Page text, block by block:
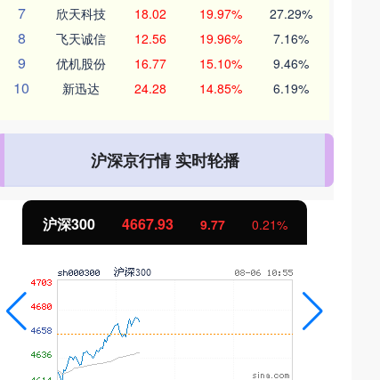
7 欣天科技 18.02 19.97% 27.29%
8 飞天诚信 12.56 19.96% 7.16%
9 优机股份 16.77 15.10% 9.46%
10 新迅达 24.28 14.85% 6.19%
沪深京行情 实时轮播
北证50 1123.43 3.97 0.35%